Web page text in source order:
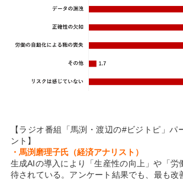
【ラジオ番組「馬渕・渡辺の#ビジトピ」パ
ント】
・馬渕磨理子氏（経済アナリスト）
生成AIの導入により「生産性の向上」や「労
待されている。アンケート結果でも、最も改